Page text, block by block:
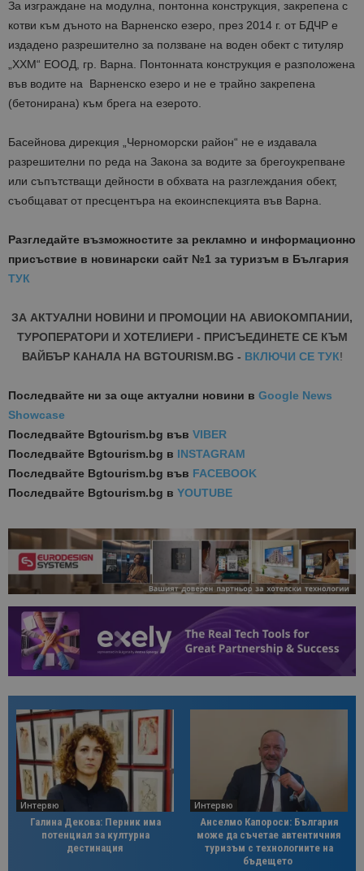
За изграждане на модулна, понтонна конструкция, закрепена с
котви към дъното на Варненско езеро, през 2014 г. от БДЧР е
издадено разрешително за ползване на воден обект с титуляр
„ХХМ“ ЕООД, гр. Варна. Понтонната конструкция е разположена
във водите на Варненско езеро и не е трайно закрепена
(бетонирана) към брега на езерото.
Басейнова дирекция „Черноморски район“ не е издавала
разрешителни по реда на Закона за водите за брегоукрепване
или съпътстващи дейности в обхвата на разглеждания обект,
съобщават от пресцентъра на екоинспекцията във Варна.
Разгледайте възможностите за рекламно и информационно
присъствие в новинарски сайт №1 за туризъм в България
ТУК
ЗА АКТУАЛНИ НОВИНИ И ПРОМОЦИИ НА АВИОКОМПАНИИ,
ТУРОПЕРАТОРИ И ХОТЕЛИЕРИ - ПРИСЪЕДИНЕТЕ СЕ КЪМ
ВАЙБЪР КАНАЛА НА BGTOURISM.BG - ВКЛЮЧИ СЕ ТУК!
Последвайте ни за още актуални новини в Google News
Showcase
Последвайте Bgtourism.bg във VIBER
Последвайте Bgtourism.bg в INSTAGRAM
Последвайте Bgtourism.bg във FACEBOOK
Последвайте Bgtourism.bg в YOUTUBE
Интервю
Галина Декова: Перник има
потенциал за културна
дестинация
Интервю
Анселмо Капороси: България
може да съчетае автентичния
туризъм с технологиите на
бъдещето